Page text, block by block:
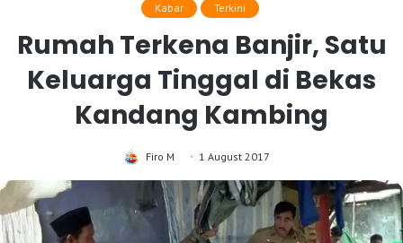
Kabar Terkini
Rumah Terkena Banjir, Satu
Keluarga Tinggal di Bekas
Kandang Kambing
Firo M 1 August 2017